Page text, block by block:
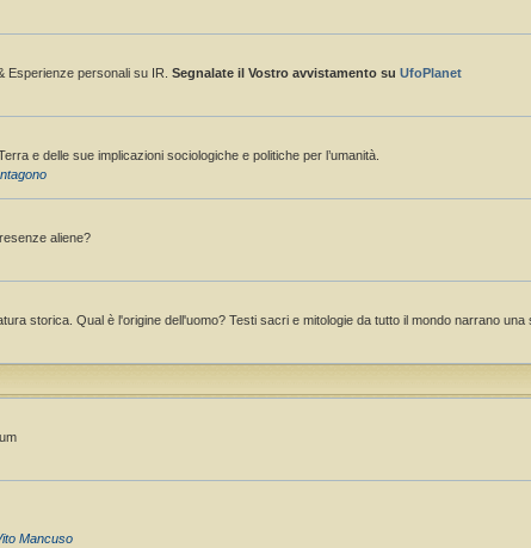
Esperienze personali su IR. Segnalate il Vostro avvistamento su UfoPlanet
e delle sue implicazioni sociologiche e politiche per l’umanità.
aliene?
storica. Qual è l'origine dell'uomo? Testi sacri e mitologie da tutto il mondo narrano
Mancuso